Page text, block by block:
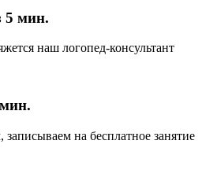
5 мин.
наш логопед-консультант
на бесплатное занятие